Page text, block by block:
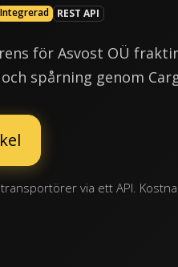
Integrerad REST API
för Asvost OÜ
spårning genom
via ett API.